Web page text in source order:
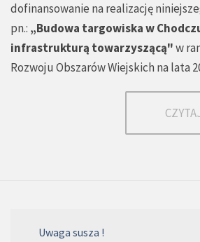
dofinansowanie na realizację
pn.: „Budowa targowiska w
infrastrukturą towarzyszącą"w
Rozwoju Obszarów Wiejskich na lata
Uwaga susza !